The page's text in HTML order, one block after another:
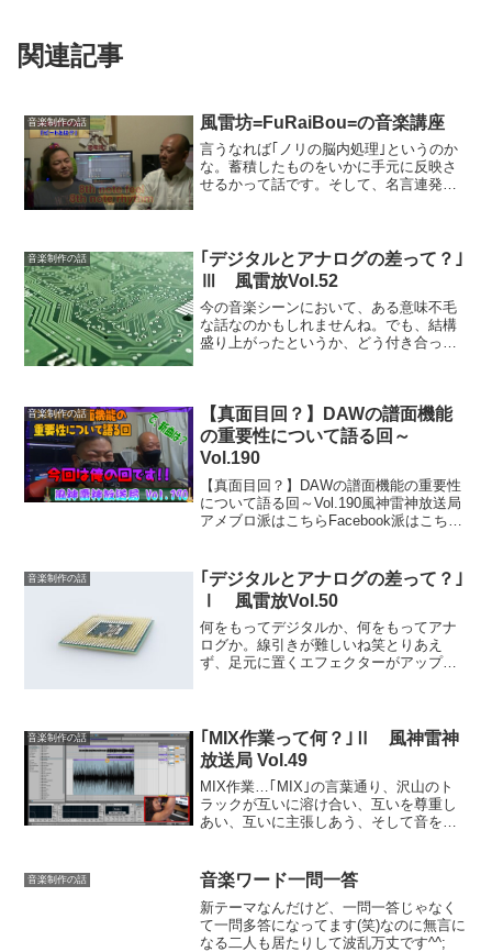
関連記事
音楽制作の話 風雷坊=FuRaiBou=の音楽講座
言うなれば｢ノリの脳内処理｣というのか
な。蓄積したものをいかに手元に反映さ
せるかって話です。そして、名言連発で
音楽制作の話
｢デジタルとアナログの差って？｣
Ⅲ 風雷放Vol.52
今の音楽シーンにおいて、ある意味不毛
な話なのかもしれませんね。でも、結構
盛り上がったというか、どう付き合って
音楽制作の話
【真面目回？】DAWの譜面機能
の重要性について語る回～
Vol.190
【真面目回？】DAWの譜面機能の重要性
について語る回～Vol.190風神雷神放送局
アメブロ派はこちらFacebook派はこちら
音楽制作の話
｢デジタルとアナログの差って？｣
Ⅰ 風雷放Vol.50
何をもってデジタルか、何をもってアナ
ログか。線引きが難しいね笑とりあえ
ず、足元に置くエフェクターがアップデ
音楽制作の話
｢MIX作業って何？｣Ⅱ 風神雷神
放送局 Vol.49
MIX作業…｢MIX｣の言葉通り、沢山のト
ラックが互いに溶け合い、互いを尊重し
あい、互いに主張しあう、そして音を作
音楽制作の話 音楽ワード一問一答
新テーマなんだけど、一問一答じゃなく
て一問多答になってます(笑)なのに無言に
なる二人も居たりして波乱万丈です^^;